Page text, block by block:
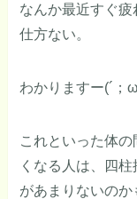
なんか最近すぐ
仕方ない。
わかりますー(´；
これといった体
くなる人は、四
があまりないのか